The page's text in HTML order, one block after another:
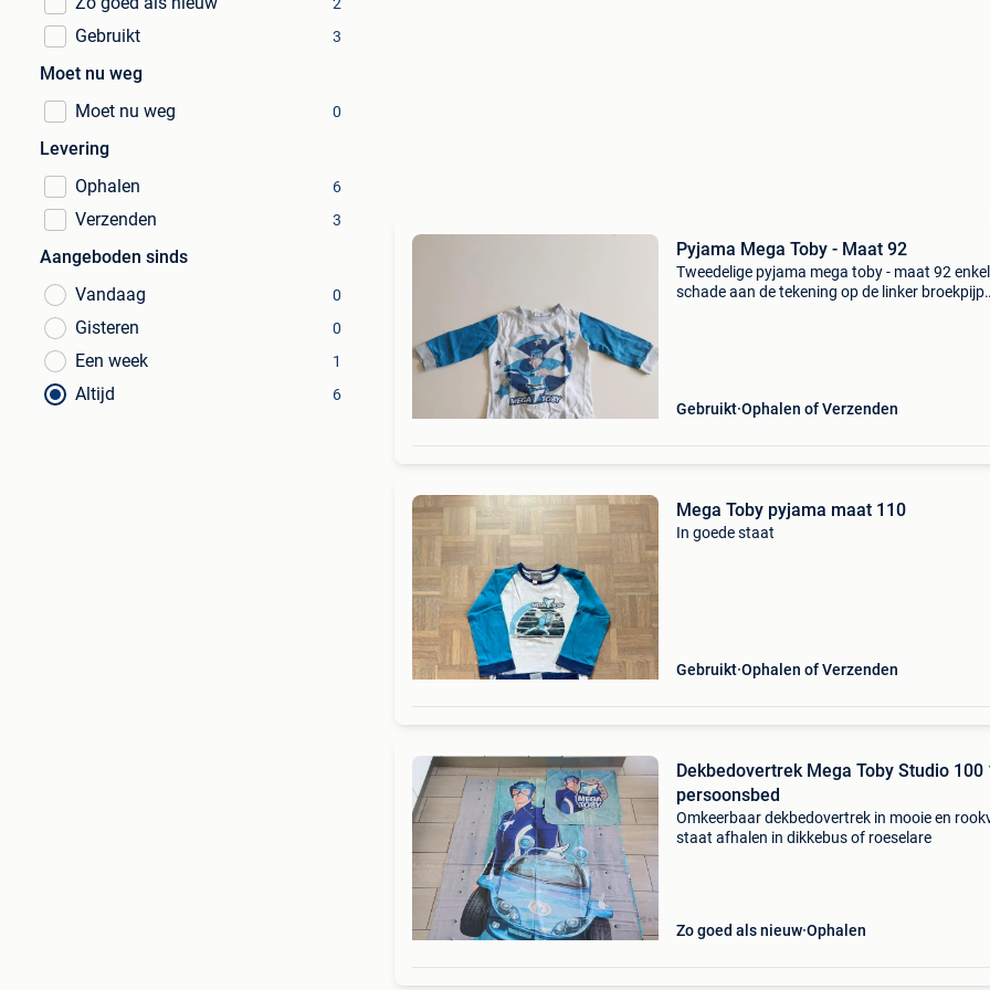
Gebruikt 3
Moet nu weg
Moet nu weg
0
Levering
Ophalen
6
Verzenden 3
Aangeboden sinds
Vandaag
0
Gisteren 0
Een week 1
Altijd 6
Pyjama Mega Toby - Maat 92
Tweedelige pyjama mega toby - maat 92 enkel
schade aan de tekening op de linker broekpijp
Gebruikt Ophalen of Verzenden
Mega Toby pyjama maat 110
In goede staat
Gebruikt Ophalen of Verzenden
Dekbedovertrek Mega Toby Studio 100
persoonsbed
Omkeerbaar dekbedovertrek in mooie en
staat afhalen in dikkebus of roeselare
Zo goed als nieuw Ophalen